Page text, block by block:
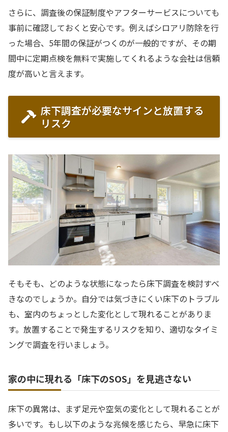
さらに、調査後の保証制度やアフターサービスについても
事前に確認しておくと安心です。例えばシロアリ防除を行
った場合、5年間の保証がつくのが一般的ですが、その期
間中に定期点検を無料で実施してくれるような会社は信頼
度が高いと言えます。
床下調査が必要なサインと放置する
リスク
そもそも、どのような状態になったら床下調査を検討すべ
きなのでしょうか。自分では気づきにくい床下のトラブル
も、室内のちょっとした変化として現れることがありま
す。放置することで発生するリスクを知り、適切なタイミ
ングで調査を行いましょう。
家の中に現れる「床下のSOS」を見逃さない
床下の異常は、まず足元や空気の変化として現れることが
多いです。もし以下のような兆候を感じたら、早急に床下